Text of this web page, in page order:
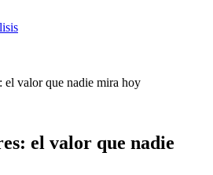
el valor que nadie mira hoy
el valor que nadie